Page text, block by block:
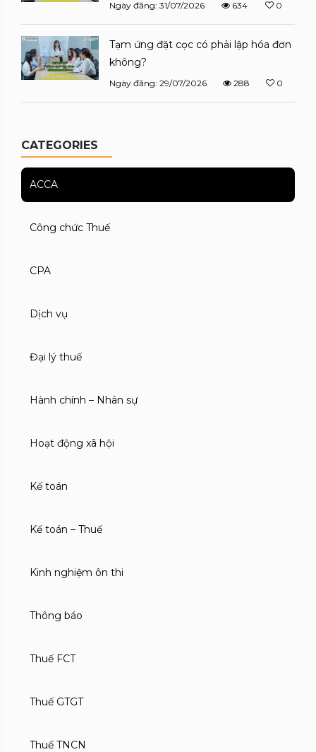
Ngày đăng: 31/07/2026 634 0
Tạm ứng đặt cọc có phải lập hóa đơn
không?
Ngày đăng: 29/07/2026 288 0
CATEGORIES
ACCA
Công chức Thuế
CPA
Dịch vụ
Đại lý thuế
Hành chính – Nhân sự
Hoạt động xã hội
Kế toán
Kế toán – Thuế
Kinh nghiệm ôn thi
Thông báo
Thuế FCT
Thuế GTGT
Thuế TNCN